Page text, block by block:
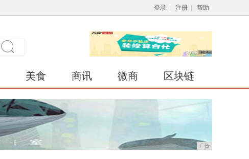
登录 注册 帮助
美食 商讯 微商 区块链
广告